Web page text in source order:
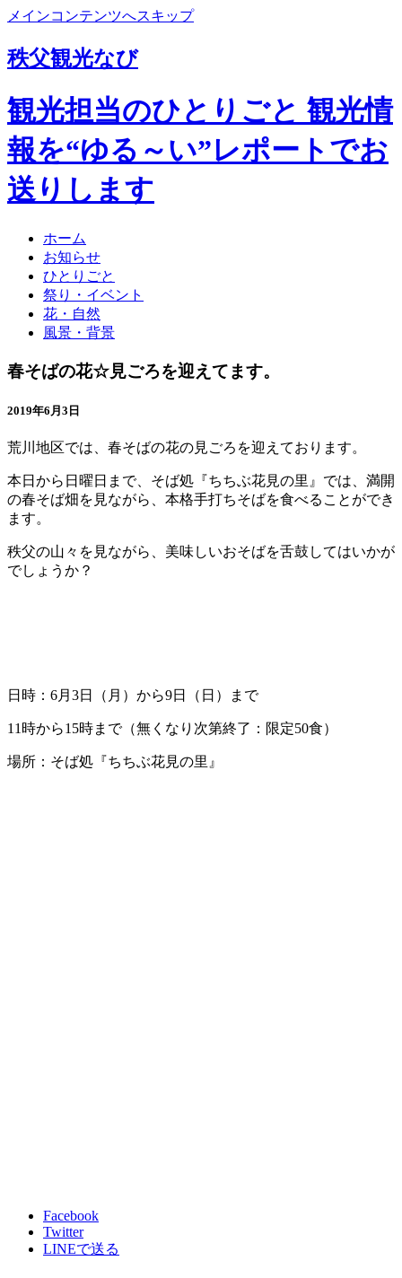
メインコンテンツへスキップ
秩父観光なび
観光担当のひとりごと 観光情
報を“ゆる～い”レポートでお
送りします
ホーム
お知らせ
ひとりごと
祭り・イベント
花・自然
風景・背景
春そばの花☆見ごろを迎えてます。
2019年6月3日
荒川地区では、春そばの花の見ごろを迎えております。
本日から日曜日まで、そば処『ちちぶ花見の里』では、満開
の春そば畑を見ながら、本格手打ちそばを食べることができ
ます。
秩父の山々を見ながら、美味しいおそばを舌鼓してはいかが
でしょうか？
日時：6月3日（月）から9日（日）まで
11時から15時まで（無くなり次第終了：限定50食）
場所：そば処『ちちぶ花見の里』
Facebook
Twitter
LINEで送る